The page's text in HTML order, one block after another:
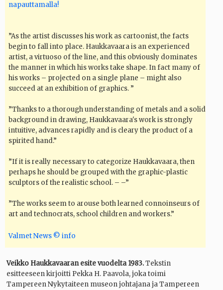
napauttamalla!
”As the artist discusses his work as cartoonist, the facts
begin to fall into place. Haukkavaara is an experienced
artist, a virtuoso of the line, and this obviously dominates
the manner in which his works take shape. In fact many of
his works – projected on a single plane – might also
succeed at an exhibition of graphics. ”
”Thanks to a thorough understanding of metals and a solid
background in drawing, Haukkavaara's work is strongly
intuitive, advances rapidly and is cleary the product of a
spirited hand.”
”If it is really necessary to categorize Haukkavaara, then
perhaps he should be grouped with the graphic-plastic
sculptors of the realistic school. – –”
”The works seem to arouse both learned connoinseurs of
art and technocrats, school children and workers.”
Valmet News © info
Veikko Haukkavaaran esite vuodelta 1983.Tekstin
esitteeseen kirjoitti Pekka H. Paavola, joka toimi
Tampereen Nykytaiteen museon johtajana ja Tampereen